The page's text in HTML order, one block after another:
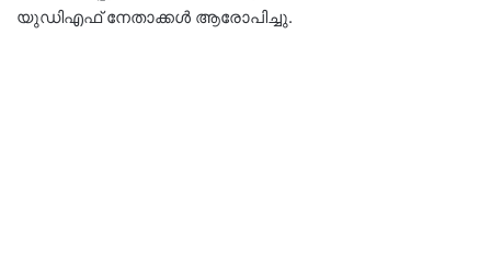
യുഡിഎഫ് നേതാക്കൾ ആരോപിച്ചു.